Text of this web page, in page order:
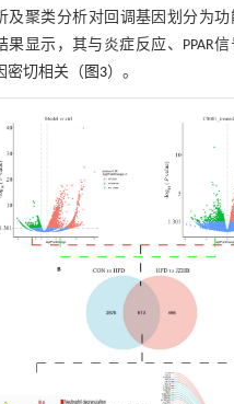
及聚类分析对回调基因划分为
果显示，其与炎症反应、PPAR
密切相关（ 图3）。